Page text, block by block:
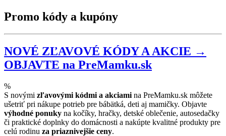
Promo kódy a kupóny
NOVÉ ZĽAVOVÉ KÓDY A AKCIE →
OBJAVTE na PreMamku.sk
%
S novými zľavovými kódmi a akciami na PreMamku.sk môžete
ušetriť pri nákupe potrieb pre bábätká, deti aj mamičky. Objavte
výhodné ponuky na kočíky, hračky, detské oblečenie, autosedačky
či praktické doplnky do domácnosti a nakúpte kvalitné produkty pre
celú rodinu za priaznivejšie ceny.